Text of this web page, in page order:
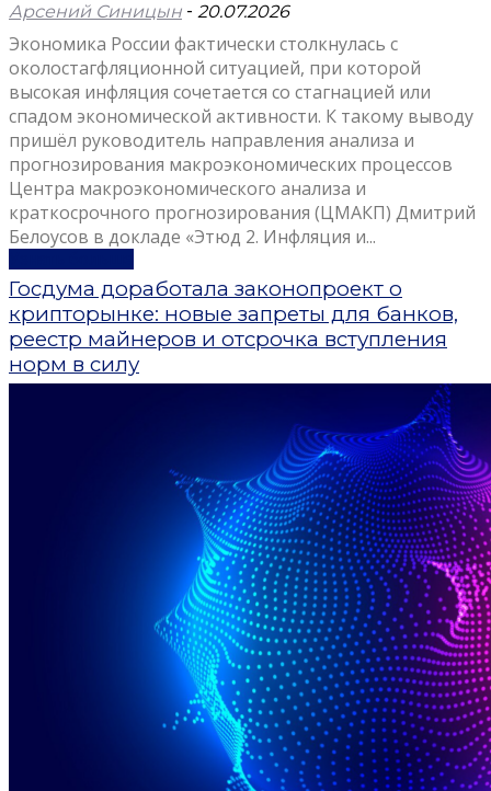
Арсений Синицын - 20.07.2026
Экономика России фактически столкнулась с
околостагфляционной ситуацией, при которой
высокая инфляция сочетается со стагнацией или
спадом экономической активности. К такому выводу
пришёл руководитель направления анализа и
прогнозирования макроэкономических процессов
Центра макроэкономического анализа и
краткосрочного прогнозирования (ЦМАКП) Дмитрий
Белоусов в докладе «Этюд 2. Инфляция и...
Госдума доработала законопроект о
крипторынке: новые запреты для банков,
реестр майнеров и отсрочка вступления
норм в силу